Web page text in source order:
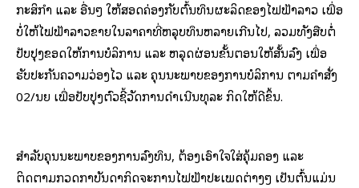
ກະສິກຳ ແລະ ອື່ນໆ ໃຫ້ສອດຄ່ອງກັບຕົ້ນທຶນຜະລິດຂອງໄຟຟ້າລາວ ເພື່ອ
ບໍ່ໃຫ້ໄຟຟ້າລາວຂາຍໃນລາຄາທີ່ຫລຸບທຶນຫລາຍເກີນໄປ, ລວມທັງສືບຕໍ່
ປັບປຸງຂອດໃຫ້ການບໍລິການ ແລະ ຫລຸດຜ່ອນຂັ້ນຕອນໃຫ້ສັ້ນລົງ ເພື່ອ
ຮັບປະກັນຄວາມວ່ອງໄວ ແລະ ຄຸນນະພາບຂອງການບໍລິການ ຕາມຄຳສັ່ງ
02/ນຍ ເພື່ອປັບປຸງຕົວຊີ້ວັດການດຳເນີນທຸລະ ກິດໃຫ້ດີຂຶ້ນ.
ສຳລັບຄຸນນະພາບຂອງການລົງທຶນ, ຕ້ອງເອົາໃຈໃສ່ຄຸ້ມຄອງ ແລະ
ຕິດຕາມກວດກາບັນດາກິດຈະການໄຟຟ້າປະເພດຕ່າງໆ ເປັນຕົ້ນແມ່ນ